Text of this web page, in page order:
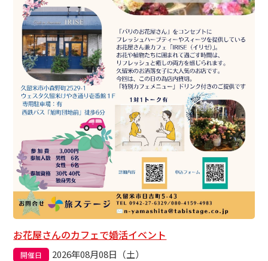
お花屋さんのカフェで婚活イベント
開催日 2026年08月08日（土）